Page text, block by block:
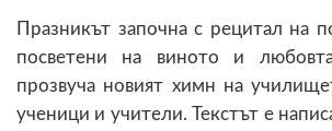
Празникът започна с рецитал на
посветени на виното и
прозвуча новият химн на
ученици и учители. Текстът е